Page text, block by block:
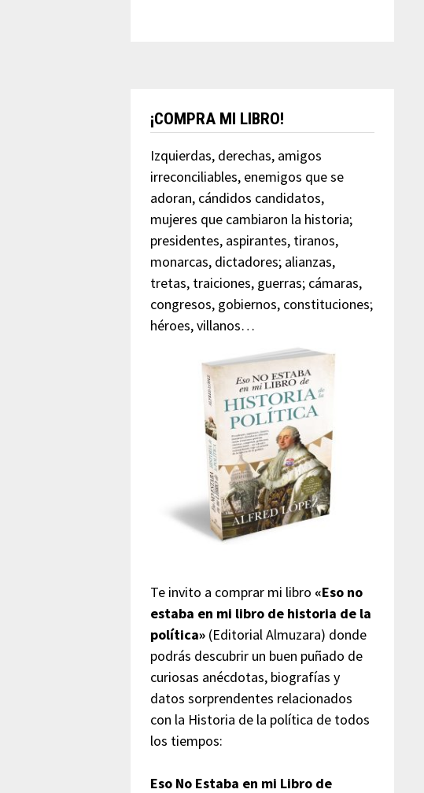
¡COMPRA MI LIBRO!
Izquierdas, derechas, amigos
irreconciliables, enemigos que se
adoran, cándidos candidatos,
mujeres que cambiaron la historia;
presidentes, aspirantes, tiranos,
monarcas, dictadores; alianzas,
tretas, traiciones, guerras; cámaras,
congresos, gobiernos, constituciones;
héroes, villanos…
Te invito a comprar mi libro «Eso no
estaba en mi libro de historia de la
política»(Editorial Almuzara) donde
podrás descubrir un buen puñado de
curiosas anécdotas, biografías y
datos sorprendentes relacionados
con la Historia de la política de todos
los tiempos:
Eso No Estaba en mi Libro de